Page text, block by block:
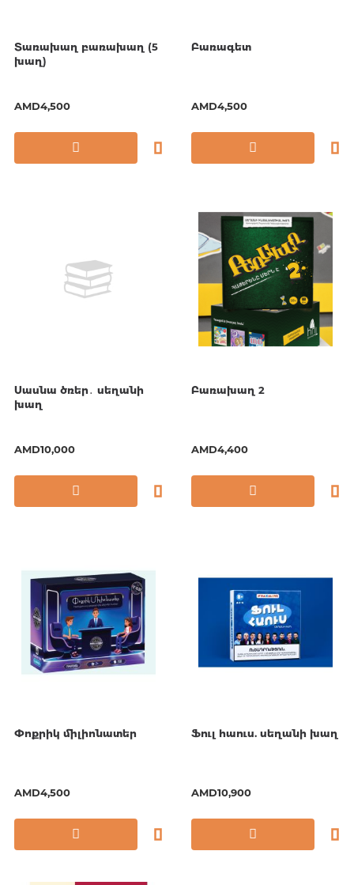
Տառախաղ բառախաղ (5
խաղ)
AMD4,500
Բառագետ
AMD4,500
Սասնա ծռեր․ սեղանի
խաղ
AMD10,000
Բառախաղ 2
AMD4,400
Փոքրիկ միլիոնատեր
AMD4,500
Ֆուլ հաուս. սեղանի խաղ
AMD10,900